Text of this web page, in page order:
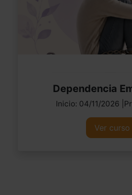
Dependencia
Inicio: 04/11/2026
Ver curso